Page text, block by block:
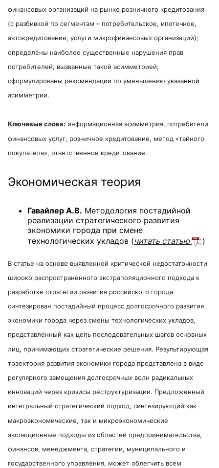
финансовых организаций на рынке розничного кредитования
(с разбивкой по сегментам – потребительское, ипотечное,
автокредитование, услуги микрофинансовых организаций);
определены наиболее существенные нарушения прав
потребителей, вызванные такой асимметрией;
сформулированы рекомендации по уменьшению указанной
асимметрии.
Ключевые слова: информационная асимметрия, потребители
финансовых услуг, розничное кредитование, метод «тайного
покупателя», ответственное кредитование.
Экономическая теория
Гавайлер А.В. Методология постадийной
реализации стратегического развития
экономики города при смене
технологических укладов (читать статью )
В статье на основе выявленной критической недостаточности
широко распространенного экстраполяционного подхода к
разработке стратегии развития российского города
синтезирован постадийный процесс долгосрочного развития
экономики города через смены технологических укладов,
представленный как цепь последовательных шагов основных
лиц, принимающих стратегические решения. Результирующая
траектория развития экономики города представлена в виде
регулярного замещения долгосрочных волн радикальных
инноваций через кризисы реструктуризации. Предложенный
интегральный стратегический подход, синтезирующий как
макроэкономические, так и микроэкономические
эволюционные подходы из областей предпринимательства,
финансов, менеджмента, стратегии, муниципального и
государственного управления, может облегчить всем